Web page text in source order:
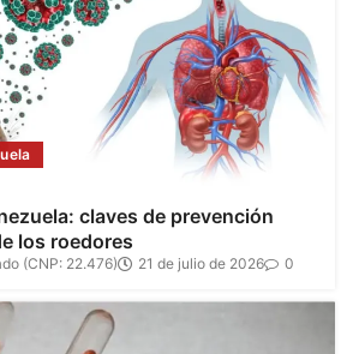
claves de prevención
los roedores
(CNP: 22.476) 21 de julio de 2026 0